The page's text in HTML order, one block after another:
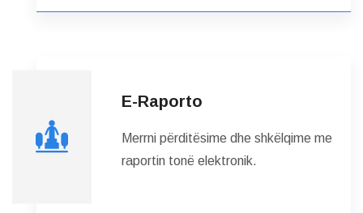
E-Raporto
Merrni përditësime dhe shkëlqime me
raportin tonë elektronik.